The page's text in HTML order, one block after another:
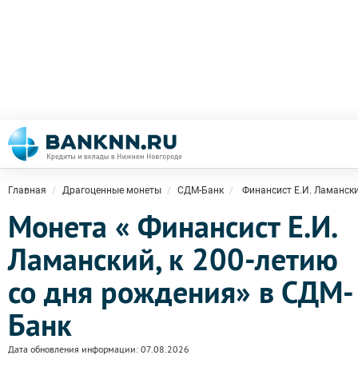
Главная Драгоценные монеты СДМ-Банк Финансист Е.И.
Монета « Финансист Е.И.
Ламанский, к 200-летию
со дня рождения» в СДМ-
Банк
Дата обновления информации: 07.08.2026